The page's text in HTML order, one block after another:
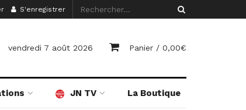
S'enregistrer
vendredi 7 août 2026 Panier / 0,00€
JN TV La Boutique